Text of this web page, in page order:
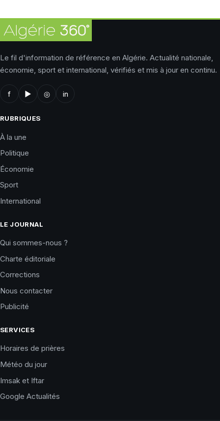
Le fil d'information de référence en Algérie. Actualité nationale,
économie, sport et international, vérifiés et mis à jour en continu.
f ▶ ◎ in
RUBRIQUES
À la une
Politique
Économie
Sport
International
LE JOURNAL
Qui sommes-nous ?
Charte éditoriale
Corrections
Nous contacter
Publicité
SERVICES
Horaires de prières
Météo du jour
Imsak et Iftar
Google Actualités